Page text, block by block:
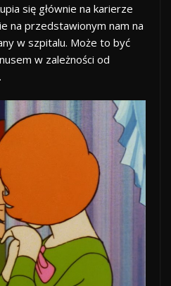
się głównie na karierze
na przedstawionym nam na
w szpitalu. Może to być
w zależności od